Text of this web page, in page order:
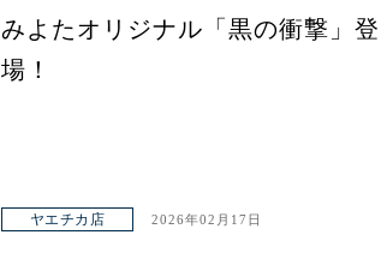
みよたオリジナル「黒の衝撃」登
場！
ヤエチカ店 2026年02月17日